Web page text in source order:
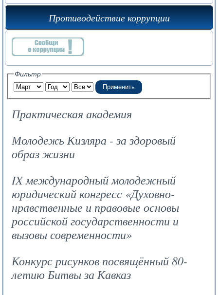
Противодействие коррупции
Фильтр
Применить
Практическая академия
Молодежь Кизляра - за здоровый
образ жизни
IX международный молодежный
юридический конгресс «Духовно-
нравственные и правовые основы
российской государственности и
вызовы современности»
Конкурс рисунков посвящённый 80-
летию Битвы за Кавказ